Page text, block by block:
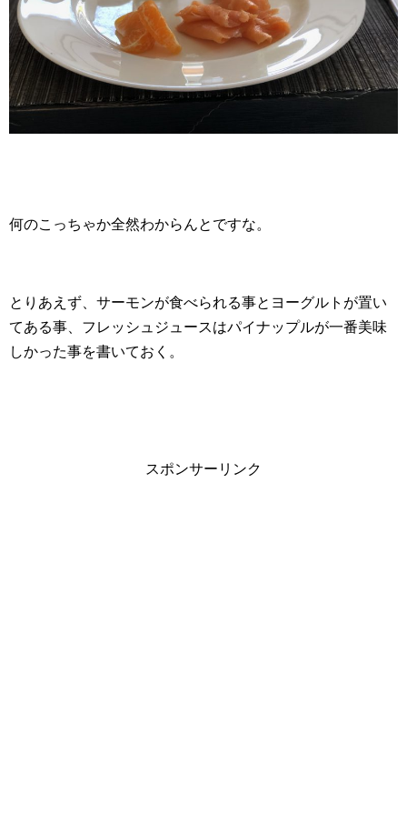
何のこっちゃか全然わからんとですな。
とりあえず、サーモンが食べられる事とヨーグルトが置い
てある事、フレッシュジュースはパイナップルが一番美味
しかった事を書いておく。
スポンサーリンク